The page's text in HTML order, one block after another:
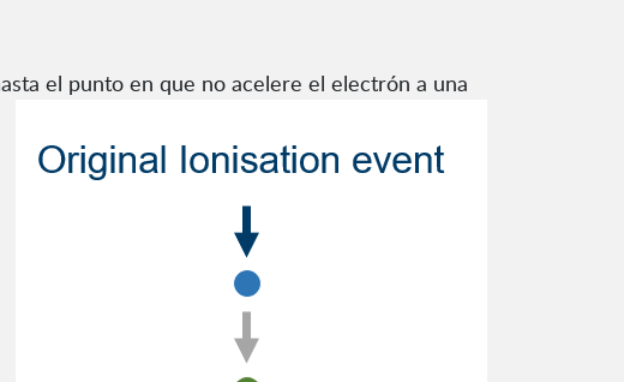
el punto en que no acelere el electrón a una